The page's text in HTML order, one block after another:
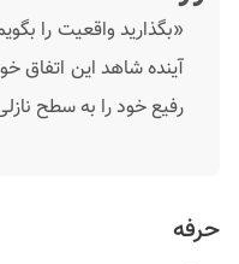
«بگذارید واقعیت را
آینده شاهد این اتفاق
رفیع خود را به سطح
حرفه